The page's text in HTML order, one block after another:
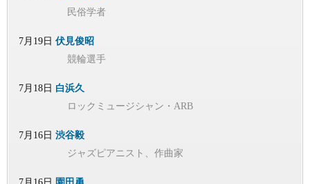
民俗学者
7月19日 伏見俊昭
競輪選手
7月18日 白浜久
ロックミュージシャン・ARB
7月16日 渋谷毅
ジャズピアニスト、作曲家